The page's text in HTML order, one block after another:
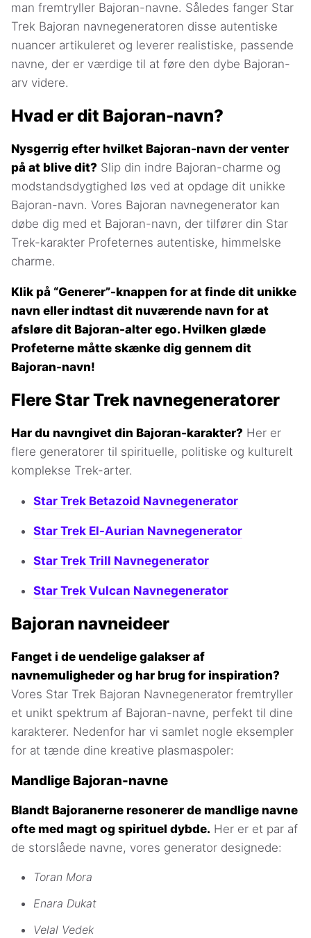
man fremtryller Bajoran-navne. Således fanger Star
Trek Bajoran navnegeneratoren disse autentiske
nuancer artikuleret og leverer realistiske, passende
navne, der er værdige til at føre den dybe Bajoran-
arv videre.
Hvad er dit Bajoran-navn?
Nysgerrig efter hvilket Bajoran-navn der venter
på at blive dit? Slip din indre Bajoran-charme og
modstandsdygtighed løs ved at opdage dit unikke
Bajoran-navn. Vores Bajoran navnegenerator kan
døbe dig med et Bajoran-navn, der tilfører din Star
Trek-karakter Profeternes autentiske, himmelske
charme.
Klik på “Generer”-knappen for at finde dit unikke
navn eller indtast dit nuværende navn for at
afsløre dit Bajoran-alter ego. Hvilken glæde
Profeterne måtte skænke dig gennem dit
Bajoran-navn!
Flere Star Trek navnegeneratorer
Har du navngivet din Bajoran-karakter? Her er
flere generatorer til spirituelle, politiske og kulturelt
komplekse Trek-arter.
Star Trek Betazoid Navnegenerator
Star Trek El-Aurian Navnegenerator
Star Trek Trill Navnegenerator
Star Trek Vulcan Navnegenerator
Bajoran navneideer
Fanget i de uendelige galakser af
navnemuligheder og har brug for inspiration?
Vores Star Trek Bajoran Navnegenerator fremtryller
et unikt spektrum af Bajoran-navne, perfekt til dine
karakterer. Nedenfor har vi samlet nogle eksempler
for at tænde dine kreative plasmaspoler:
Mandlige Bajoran-navne
Blandt Bajoranerne resonerer de mandlige navne
ofte med magt og spirituel dybde. Her er et par af
de storslåede navne, vores generator designede:
Toran Mora
Enara Dukat
Velal Vedek